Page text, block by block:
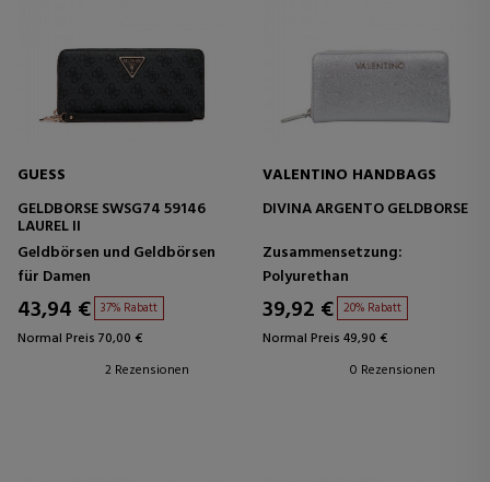
GUESS
GELDBÖRSE SWSG74 59146
LAUREL II
Geldbörsen und Geldbörsen
für Damen
43,94 € 37% Rabatt
Normal Preis 70,00 €
2 Rezensionen
VALENTINO HANDBAGS
DIVINA ARGENTO GELDBÖRSE
Zusammensetzung:
Polyurethan
39,92 € 20% Rabatt
Normal Preis 49,90 €
0 Rezensionen